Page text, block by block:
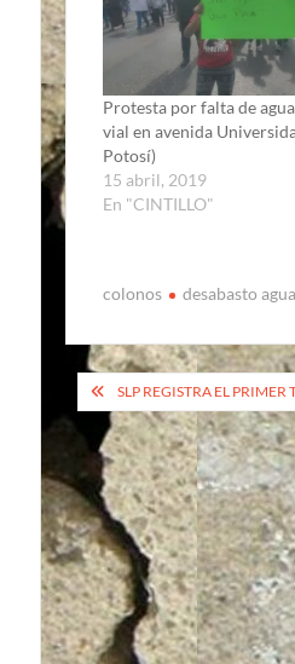
Protesta por falta de
vial en avenida
Potosí)
15 abril, 2019
En "CINTILLO"
colonos desabasto agua
Navegación
de
entradas
SLP REGISTRA EL